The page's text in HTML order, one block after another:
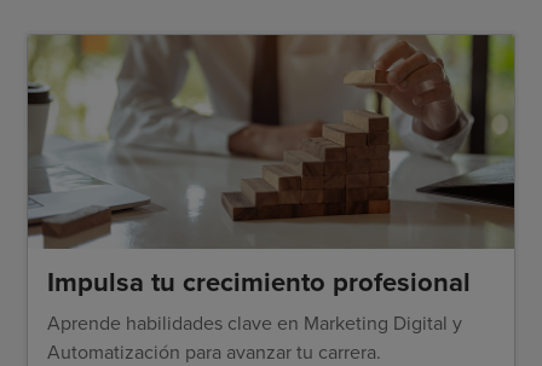
Impulsa tu crecimiento profesional
Aprende habilidades clave en Marketing Digital y
Automatización para avanzar tu carrera.